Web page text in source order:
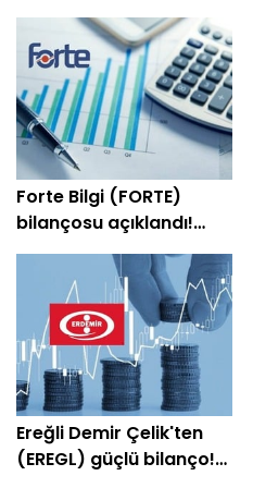
Forte Bilgi (FORTE)
bilançosu açıklandı!
Şirket yeniden kâra
Ereğli Demir Çelik'ten
(EREGL) güçlü bilanço!